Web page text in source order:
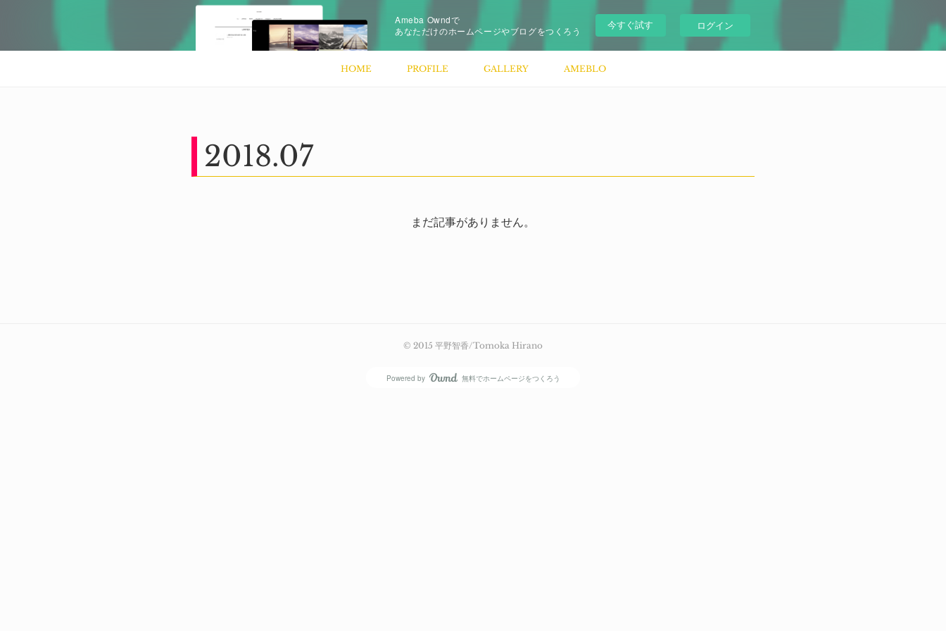
Ameba Owndで
あなただけのホームページやブログをつくろう
今すぐ試す ログイン
HOME PROFILE GALLERY AMEBLO
2018.07
まだ記事がありません。
© 2015 平野智香/Tomoka Hirano
Powered by AmebaOwnd
無料でホームページをつくろう